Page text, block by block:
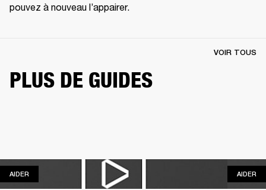
pouvez à nouveau l’appairer.
PLUS DE GUIDES
VOIR TOUS
AIDER AIDER